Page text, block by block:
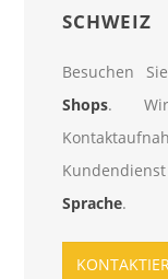
SCHWEIZ
Besuchen
Shops.
Sprache.